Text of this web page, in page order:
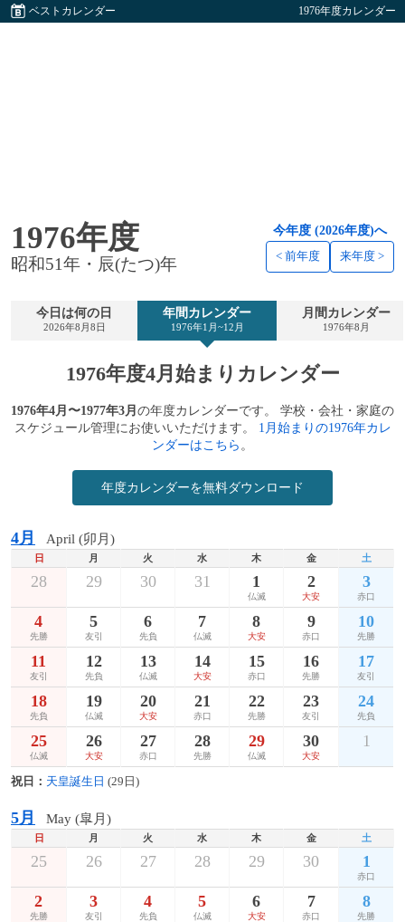
ベストカレンダー 1976年度カレンダー
1976年度
昭和51年・辰(たつ)年
今年度 (2026年度)へ
< 前年度 来年度 >
今日は何の日
2026年8月8日
年間カレンダー
1976年1月~12月
月間カレンダー
1976年8月
1976年度4月始まりカレンダー
1976年4月〜1977年3月 の年度カレンダーです。 学校・会社・家庭の
スケジュール管理にお使いいただけます。 1月始まりの1976年カレ
ンダーはこちら 。
年度カレンダーを無料ダウンロード
4月 April (卯月)
日 月 火 水 木 金 土
28 29 30 31 1
仏滅
2
大安
3
赤口
4
先勝
5
友引
6
先負
7
仏滅
8
大安
9
赤口
10
先勝
11
友引
12
先負
13
仏滅
14
大安
15
赤口
16
先勝
17
友引
18
先負
19
仏滅
20
大安
21
赤口
22
先勝
23
友引
24
先負
25
仏滅
26
大安
27
赤口
28
先勝
29
仏滅
30
大安
1
祝日： 天皇誕生日 (29日)
5月 May (皐月)
日 月 火 水 木 金 土
25 26 27 28 29 30 1
赤口
2
先勝
3
友引
4
先負
5
仏滅
6
大安
7
赤口
8
先勝